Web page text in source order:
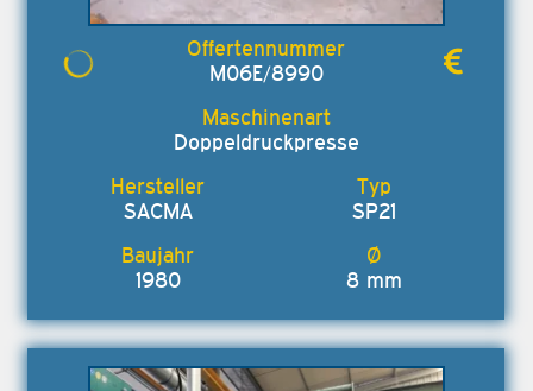
M06E/8990
Doppeldruckpresse
SACMA SP21
1980 8 mm